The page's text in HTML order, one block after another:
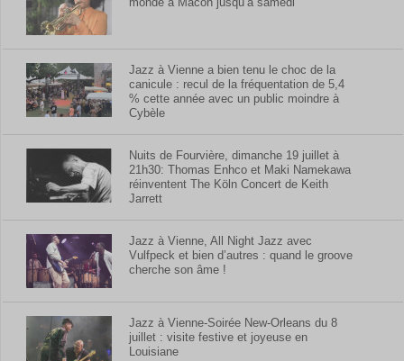
Jazz à Vienne a bien tenu le choc de la
canicule : recul de la fréquentation de 5,4
% cette année avec un public moindre à
Cybèle
Nuits de Fourvière, dimanche 19 juillet à
21h30: Thomas Enhco et Maki Namekawa
réinventent The Köln Concert de Keith
Jarrett
Jazz à Vienne, All Night Jazz avec
Vulfpeck et bien d’autres : quand le groove
cherche son âme !
Jazz à Vienne-Soirée New-Orleans du 8
juillet : visite festive et joyeuse en
Louisiane